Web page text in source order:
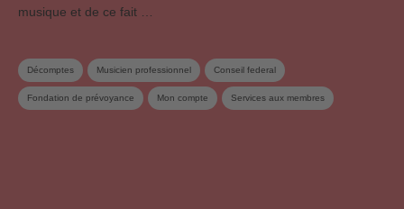
musique et de ce fait …
Décomptes Musicien professionnel Conseil federal
Fondation de prévoyance Mon compte Services aux membres